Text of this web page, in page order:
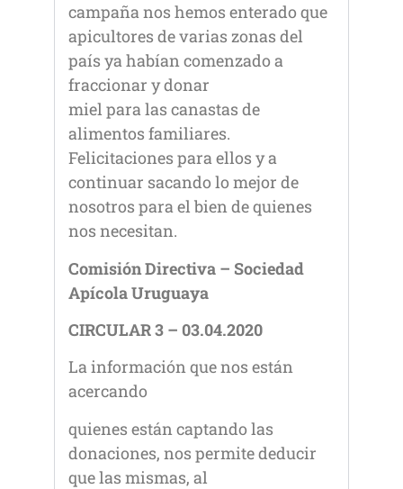
campaña nos hemos enterado que
apicultores de varias zonas del
país ya habían comenzado a
fraccionar y donar
miel para las canastas de
alimentos familiares.
Felicitaciones para ellos y a
continuar sacando lo mejor de
nosotros para el bien de quienes
nos necesitan.
Comisión Directiva – Sociedad
Apícola Uruguaya
CIRCULAR 3 – 03.04.2020
La información que nos están
acercando
quienes están captando las
donaciones, nos permite deducir
que las mismas, al